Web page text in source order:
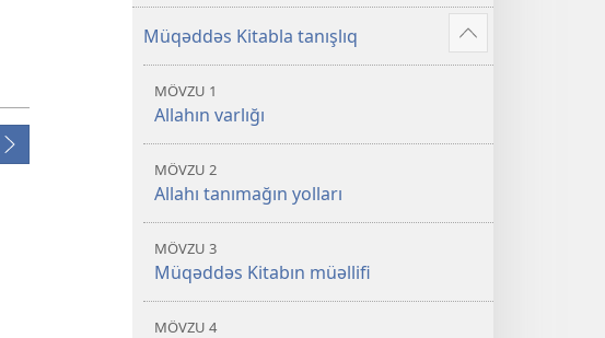
(Tövrat,
Zəbur,
(Tövrat,
Zəbur,
Müqəddəs Kitabla tanışlıq Əlavə
MÖVZU 1
Allahın varlığı
MÖVZU 2
Allahı tanımağın yolları
MÖVZU 3
Müqəddəs Kitabın müəllifi
MÖVZU 4